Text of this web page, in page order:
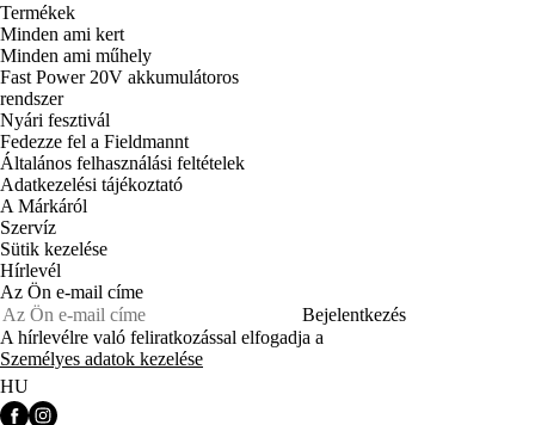
Termékek
Minden ami kert
Minden ami műhely
Fast Power 20V akkumulátoros
rendszer
Nyári fesztivál
Fedezze fel a Fieldmannt
Általános felhasználási feltételek
Adatkezelési tájékoztató
A Márkáról
Szervíz
Sütik kezelése
Hírlevél
Az Ön e-mail címe
Bejelentkezés
A hírlevélre való feliratkozással elfogadja a
Személyes adatok kezelése
HU